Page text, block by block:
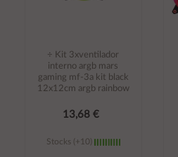
÷ Kit 3xventilador
interno argb mars
gaming mf-3a kit black
12x12cm argb rainbow
13,68 €
Stocks (+10)